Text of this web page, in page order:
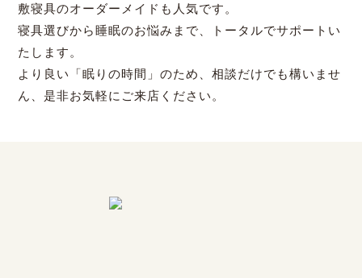
敷寝具のオーダーメイドも人気です。
寝具選びから睡眠のお悩みまで、トータルでサポートい
たします。
より良い「眠りの時間」のため、相談だけでも構いませ
ん、是非お気軽にご来店ください。